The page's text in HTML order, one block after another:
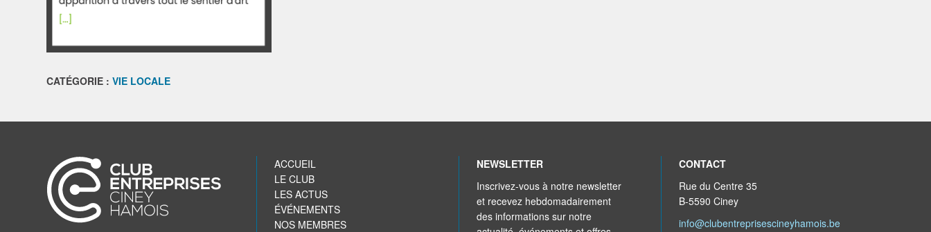
CATÉGORIE :VIE LOCALE
ACCUEIL
LE CLUB
LES ACTUS
ÉVÉNEMENTS
NOS MEMBRES
NEWSLETTER
Inscrivez-vous à notre newsletter
et recevez hebdomadairement
des informations sur notre
CONTACT
Rue du Centre 35
B-5590 Ciney
info@clubentreprisescineyhamois.be